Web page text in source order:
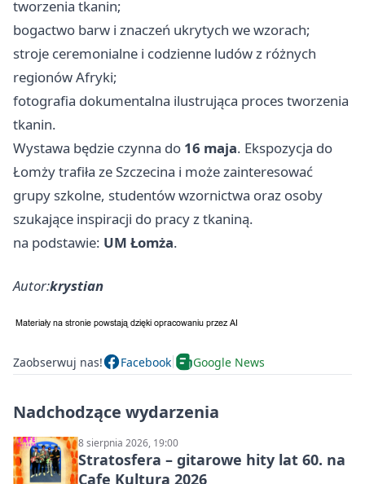
tworzenia tkanin;
bogactwo barw i znaczeń ukrytych we wzorach;
stroje ceremonialne i codzienne ludów z różnych
regionów Afryki;
fotografia dokumentalna ilustrująca proces tworzenia
tkanin.
Wystawa będzie czynna do 16 maja. Ekspozycja do
Łomży trafiła zeSzczecina i może zainteresować
grupy szkolne, studentów wzornictwa oraz osoby
szukające inspiracji do pracy z tkaniną.
na podstawie: UM Łomża.
Autor:krystian
Zaobserwuj nas! Facebook Google News
Nadchodzące wydarzenia
8 sierpnia 2026, 19:00
Stratosfera – gitarowe hity lat 60. na
Cafe Kultura 2026